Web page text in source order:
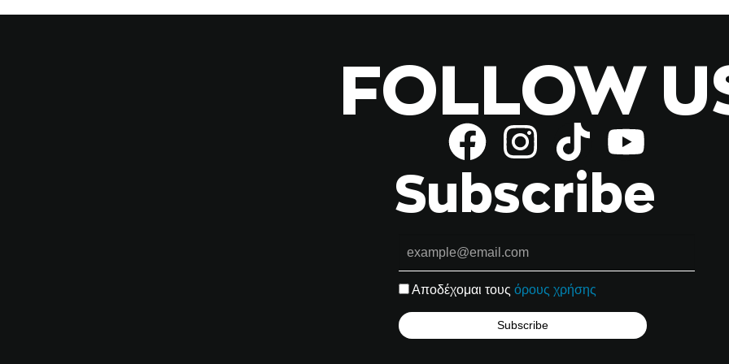
FOLLOW
Subscribe
Αποδέχομαι τουςόρους χρήσης